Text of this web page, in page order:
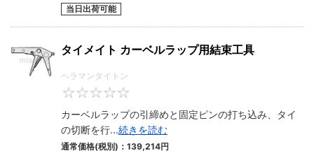
当日出荷可能
タイメイト カーベルラップ用結束工具
ヘラマンタイトン
カーベルラップの引締めと固定ピンの打ち込み、タイ
の切断を行...続きを読む
通常価格(税別)： 139,214円